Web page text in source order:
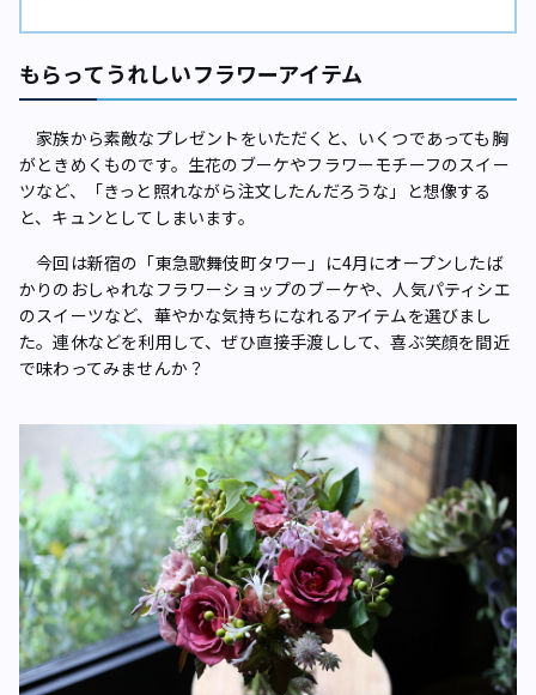
もらってうれしいフラワーアイテム
家族から素敵なプレゼントをいただくと、いくつであっても胸
がときめくものです。生花のブーケやフラワーモチーフのスイー
ツなど、「きっと照れながら注文したんだろうな」と想像する
と、キュンとしてしまいます。
今回は新宿の「東急歌舞伎町タワー」に4月にオープンしたば
かりのおしゃれなフラワーショップのブーケや、人気パティシエ
のスイーツなど、華やかな気持ちになれるアイテムを選びまし
た。連休などを利用して、ぜひ直接手渡しして、喜ぶ笑顔を間近
で味わってみませんか？